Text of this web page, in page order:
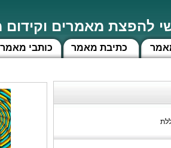
להפצת מאמרים וקידום
כותבי כתיבת מאמר